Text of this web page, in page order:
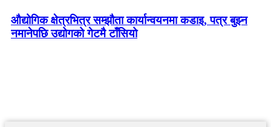
औद्योगिक क्षेत्रभित्र सम्झौता कार्यान्वयनमा कडाइ, पत्र बुझ्न
नमानेपछि उद्योगको गेटमै टाँसियो